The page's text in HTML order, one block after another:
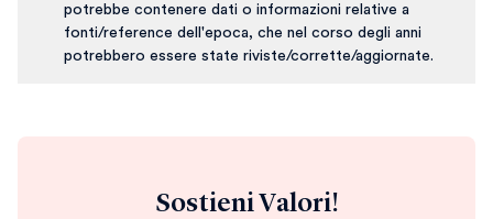
potrebbe contenere dati o informazioni relative a
fonti/reference dell'epoca, che nel corso degli anni
potrebbero essere state riviste/corrette/aggiornate.
Sostieni Valori!